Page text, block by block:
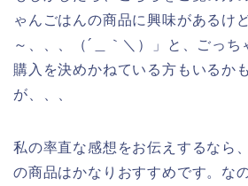
ゃんごはんの商品に興味があるけ
～、、、（´＿｀＼）」と、ごっ
購入を決めかねている方もいるか
が、、、
私の率直な感想をお伝えするなら
の商品はかなりおすすめです。な